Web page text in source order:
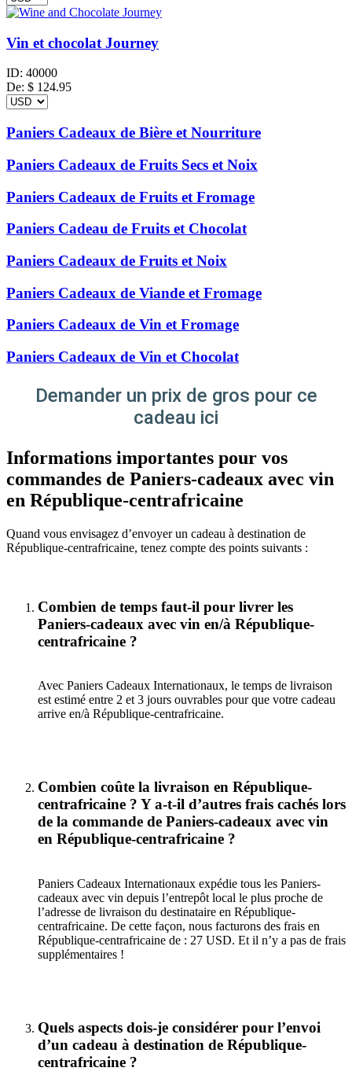
Vin et chocolat Journey
ID: 40000
De: $ 124.95
Paniers Cadeaux de Bière et Nourriture
Paniers Cadeaux de Fruits Secs et Noix
Paniers Cadeaux de Fruits et Fromage
Paniers Cadeau de Fruits et Chocolat
Paniers Cadeaux de Fruits et Noix
Paniers Cadeaux de Viande et Fromage
Paniers Cadeaux de Vin et Fromage
Paniers Cadeaux de Vin et Chocolat
Demander un prix de gros pour ce
cadeau ici
Informations importantes pour vos
commandes de Paniers-cadeaux avec vin
en République-centrafricaine
Quand vous envisagez d’envoyer un cadeau à destination de
République-centrafricaine, tenez compte des points suivants :
Combien de temps faut-il pour livrer les
Paniers-cadeaux avec vin en/à République-
centrafricaine ?
Avec Paniers Cadeaux Internationaux, le temps de livraison
est estimé entre 2 et 3 jours ouvrables pour que votre cadeau
arrive en/à République-centrafricaine.
Combien coûte la livraison en République-
centrafricaine ? Y a-t-il d’autres frais cachés lors
de la commande de Paniers-cadeaux avec vin
en République-centrafricaine ?
Paniers Cadeaux Internationaux expédie tous les Paniers-
cadeaux avec vin depuis l’entrepôt local le plus proche de
l’adresse de livraison du destinataire en République-
centrafricaine. De cette façon, nous facturons des frais en
République-centrafricaine de : 27 USD. Et il n’y a pas de frais
supplémentaires !
Quels aspects dois-je considérer pour l’envoi
d’un cadeau à destination de République-
centrafricaine ?